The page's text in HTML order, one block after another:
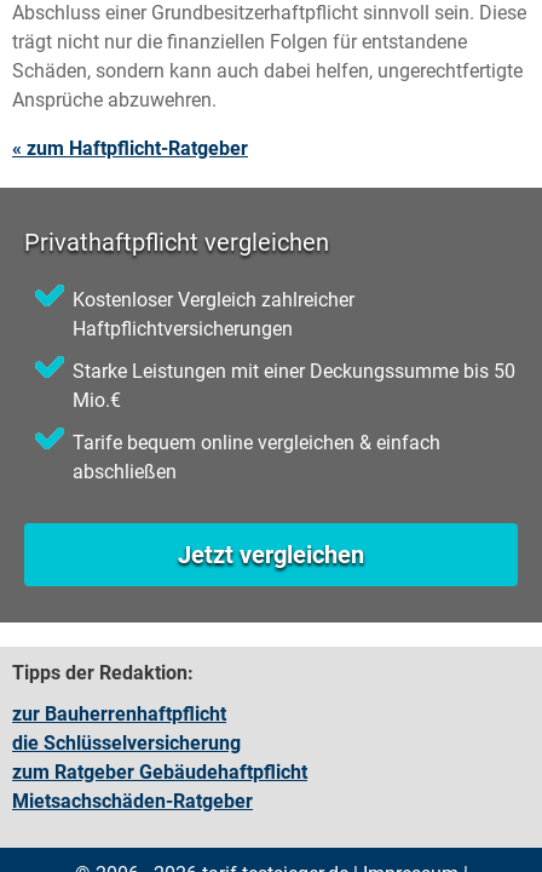
Abschluss einer Grundbesitzerhaftpflicht sinnvoll sein. Diese
trägt nicht nur die finanziellen Folgen für entstandene
Schäden, sondern kann auch dabei helfen, ungerechtfertigte
Ansprüche abzuwehren.
« zum Haftpflicht-Ratgeber
Privathaftpflicht vergleichen
Kostenloser Vergleich zahlreicher
Haftpflichtversicherungen
Starke Leistungen mit einer Deckungssumme bis 50
Mio.€
Tarife bequem online vergleichen & einfach
abschließen
Jetzt vergleichen
Tipps der Redaktion:
zur Bauherrenhaftpflicht
die Schlüsselversicherung
zum Ratgeber Gebäudehaftpflicht
Mietsachschäden-Ratgeber